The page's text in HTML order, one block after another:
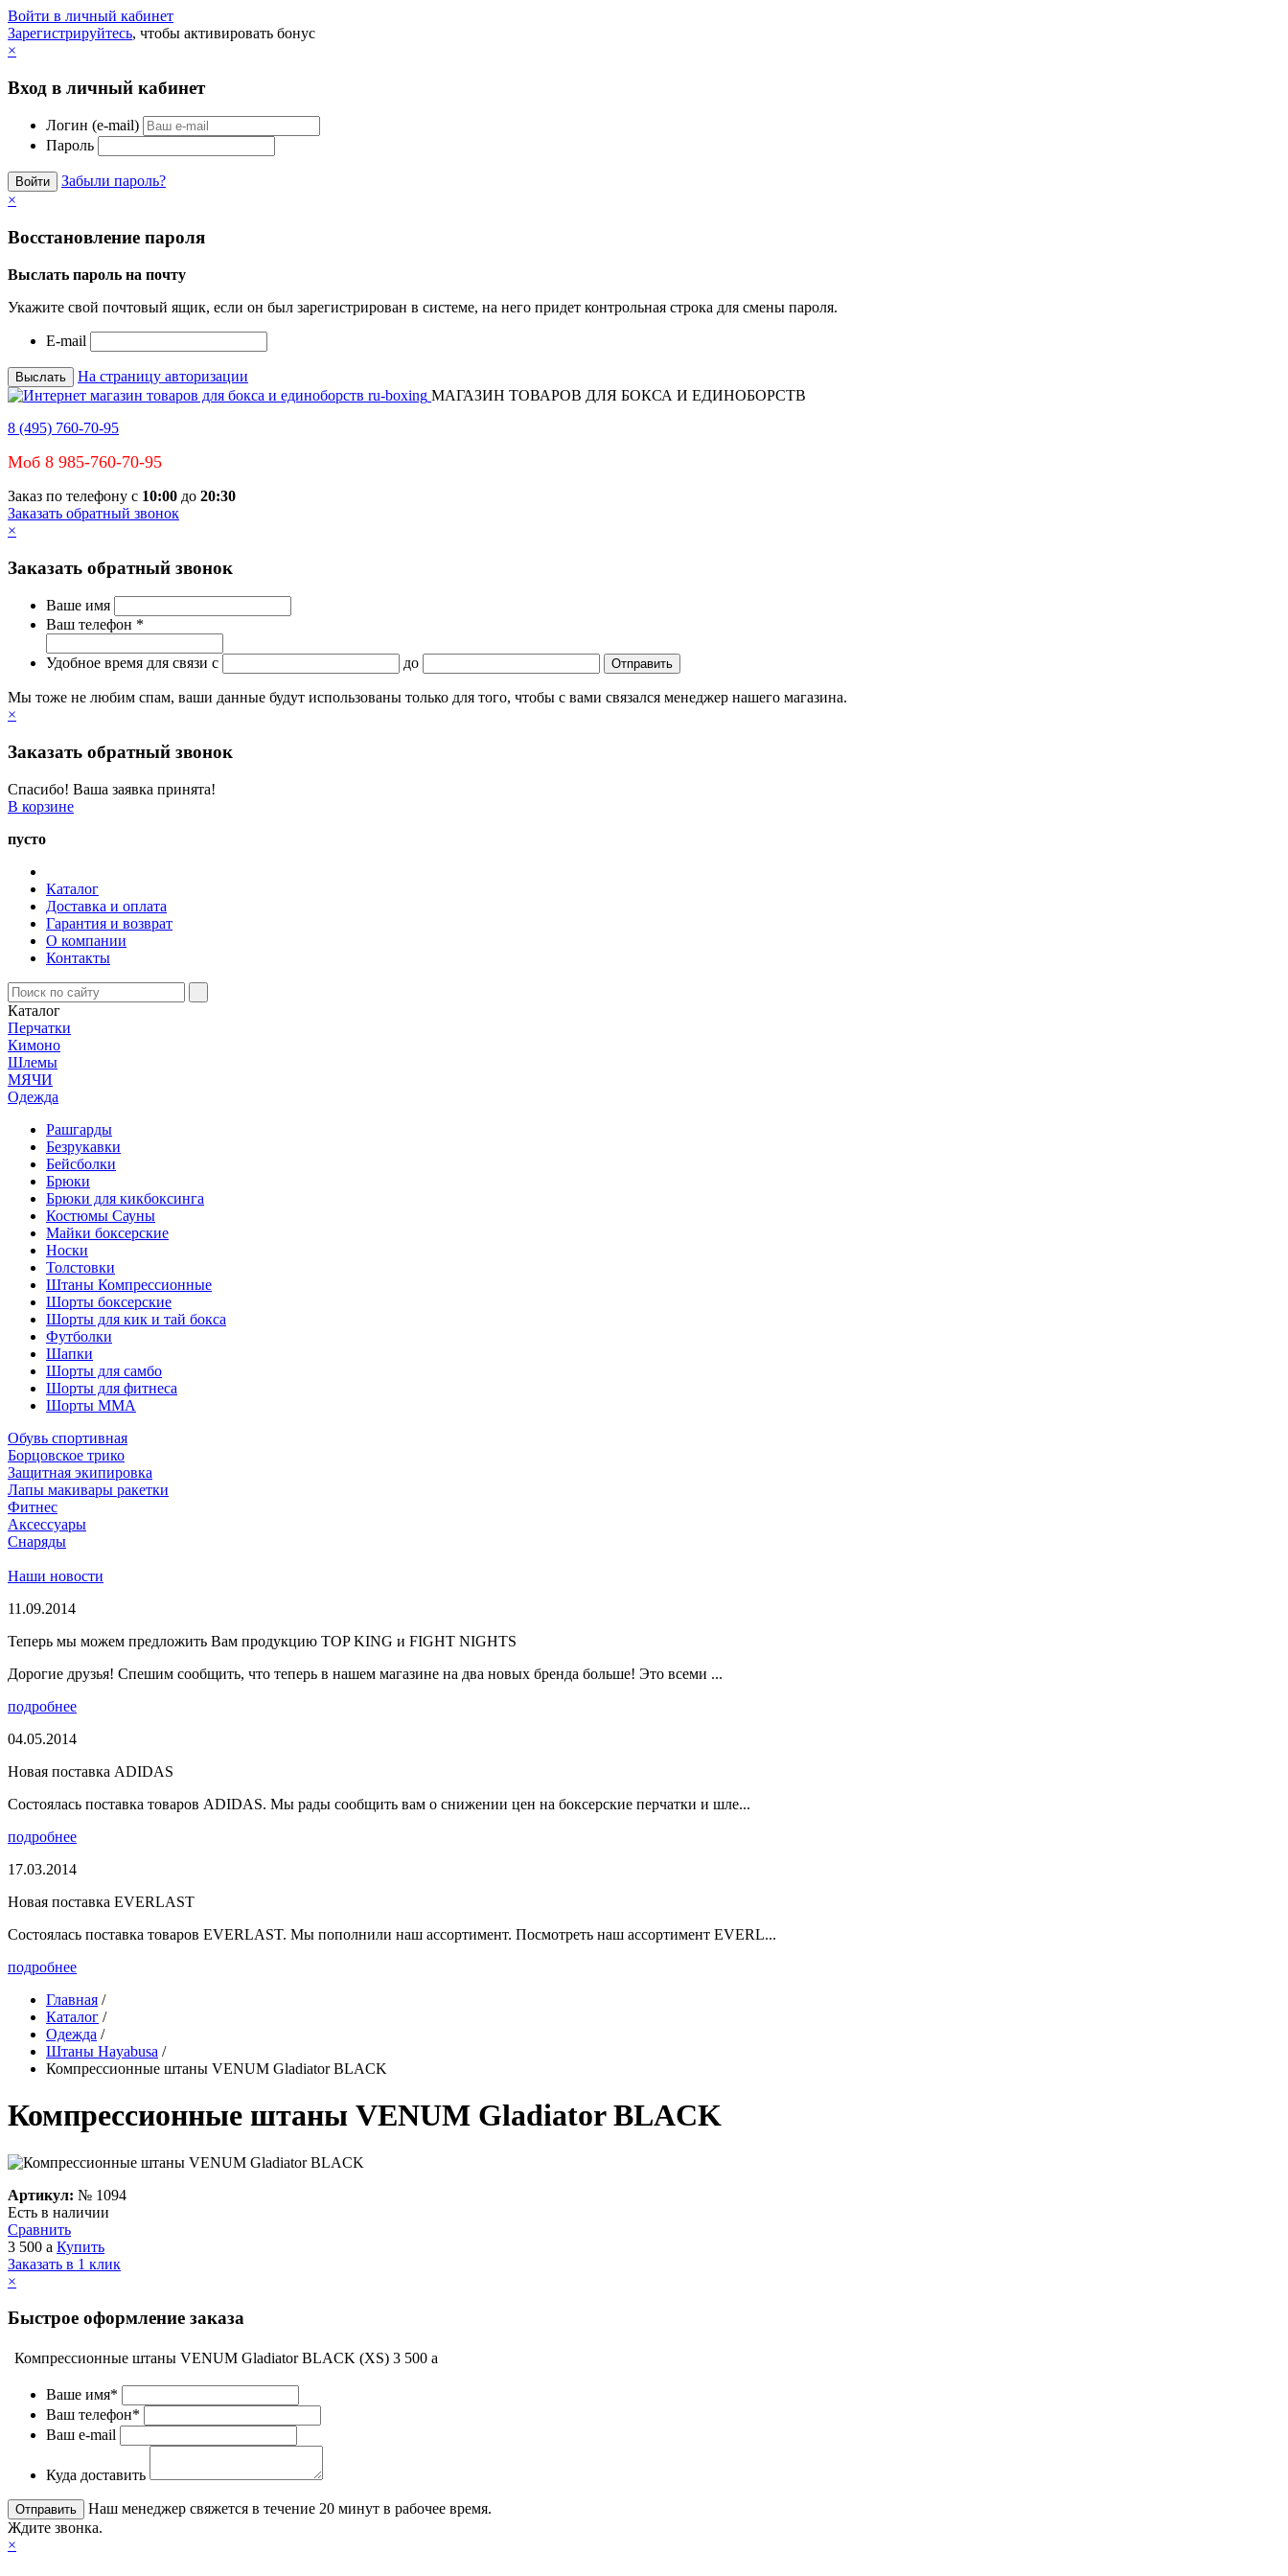
Войти в личный кабинет
Зарегистрируйтесь, чтобы активировать бонус
×
Вход в личный кабинет
Логин (e-mail)
Пароль
Забыли пароль?
×
Восстановление пароля
Выслать пароль на почту
Укажите свой почтовый ящик, если он был зарегистрирован в системе, на него придет контрольная строка для смены пароля.
E-mail
На страницу авторизации
МАГАЗИН ТОВАРОВ ДЛЯ БОКСА И ЕДИНОБОРСТВ
8 (495) 760-70-95
Моб 8 985-760-70-95
Заказ по телефону с 10:00 до 20:30
Заказать обратный звонок
×
Заказать обратный звонок
Ваше имя
Ваш телефон *
Удобное время для связи c до
Мы тоже не любим спам, ваши данные будут использованы только для того, чтобы с вами связался менеджер нашего магазина.
×
Заказать обратный звонок
Спасибо! Ваша заявка принята!
В корзине
пусто
Каталог
Доставка и оплата
Гарантия и возврат
О компании
Контакты
Каталог
Перчатки
Кимоно
Шлемы
МЯЧИ
Одежда
Рашгарды
Безрукавки
Бейсболки
Брюки
Брюки для кикбоксинга
Костюмы Сауны
Майки боксерские
Носки
Толстовки
Штаны Компрессионные
Шорты боксерские
Шорты для кик и тай бокса
Футболки
Шапки
Шорты для самбо
Шорты для фитнеса
Шорты ММА
Обувь спортивная
Борцовское трико
Защитная экипировка
Лапы макивары ракетки
Фитнес
Аксессуары
Снаряды
Наши новости
11.09.2014
Теперь мы можем предложить Вам продукцию TOP KING и FIGHT NIGHTS
Дорогие друзья! Спешим сообщить, что теперь в нашем магазине на два новых бренда больше! Это всеми ...
подробнее
04.05.2014
Новая поставка ADIDAS
Состоялась поставка товаров ADIDAS. Мы рады сообщить вам о снижении цен на боксерские перчатки и шле...
подробнее
17.03.2014
Новая поставка EVERLAST
Состоялась поставка товаров EVERLAST. Мы пополнили наш ассортимент. Посмотреть наш ассортимент EVERL...
подробнее
Главная /
Каталог /
Одежда /
Штаны Hayabusa /
Компрессионные штаны VENUM Gladiator BLACK
Компрессионные штаны VENUM Gladiator BLACK
Артикул: № 1094
Есть в наличии
Сравнить
3 500 a Купить
Заказать в 1 клик
×
Быстрое оформление заказа
Компрессионные штаны VENUM Gladiator BLACK (XS) 3 500 a
Ваше имя*
Ваш телефон*
Ваш e-mail
Куда доставить
Наш менеджер свяжется в течение 20 минут в рабочее время.
Ждите звонка.
×